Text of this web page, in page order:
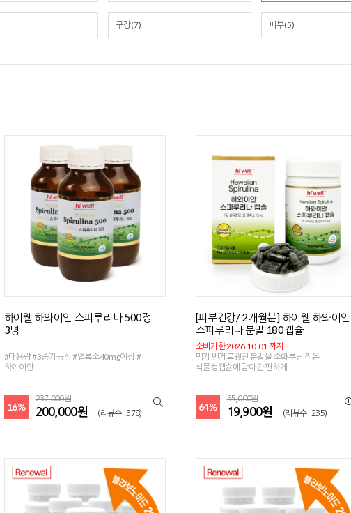
구강(7) 피부(5)
하이웰 하와이안 스피루리나 500정
3병
#대용량 #3중기능성 #엽록소40mg이상 #
하와이안
16%
237,000원
200,000원 (리뷰수 : 578)
[피부건강/ 2개월분] 하이웰 하와이안
스피루리나 분말 180캡슐
소비기한 2026.10.01 까지
먹기 번거로웠던 분말을 소화부담 적은
식물성캡슐에 담아 간편하게
64%
55,000원
19,900원 (리뷰수 : 235)